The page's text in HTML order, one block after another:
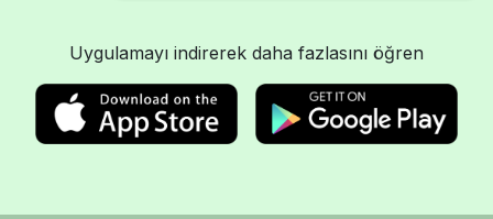
Uygulamayı indirerek daha fazlasını öğren